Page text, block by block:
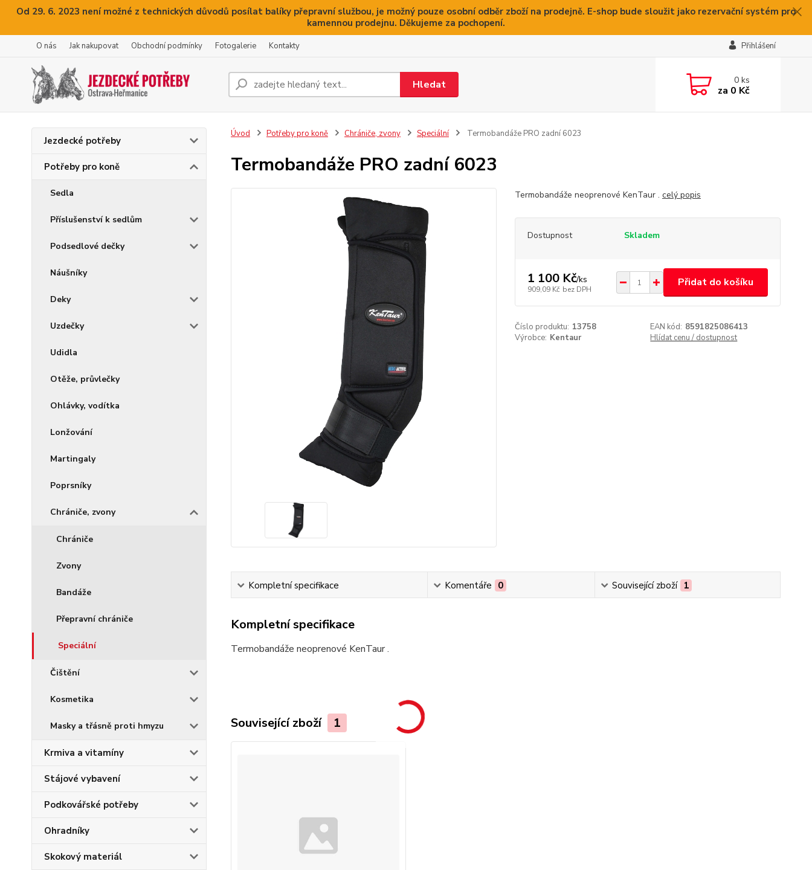
Od 29. 6. 2023 není možné z technických důvodů posílat balíky přepravní službou, je možný pouze osobní odběr zboží na prodejně. E-shop bude sloužit jako rezervační systém pro
kamennou prodejnu. Děkujeme za pochopení.
O nás Jak nakupovat Obchodní podmínky Fotogalerie Kontakty Přihlášení
Hledat 0ks
za 0 Kč
Jezdecké potřeby
Potřeby pro koně
Sedla
Příslušenství k sedlům
Podsedlové dečky
Náušníky
Deky
Uzdečky
Udidla
Otěže, průvlečky
Ohlávky, vodítka
Lonžování
Martingaly
Poprsníky
Chrániče, zvony
Chrániče
Zvony
Bandáže
Přepravní chrániče
Speciální
Čištění
Kosmetika
Masky a třásně proti hmyzu
Krmiva a vitamíny
Stájové vybavení
Podkovářské potřeby
Ohradníky
Skokový materiál
Úvod Potřeby pro koně Chrániče, zvony Speciální Termobandáže PRO zadní 6023
Termobandáže PRO zadní 6023
Termobandáže neoprenové KenTaur . celý popis
Dostupnost Skladem
1 100 Kč/ks
909,09 Kč bez DPH
Přidat do košíku
Číslo produktu: 13758 EAN kód: 8591825086413
Výrobce: Kentaur Hlídat cenu / dostupnost
Kompletní specifikace Komentáře 0 Související zboží 1
Kompletní specifikace
Termobandáže neoprenové KenTaur .
Související zboží 1